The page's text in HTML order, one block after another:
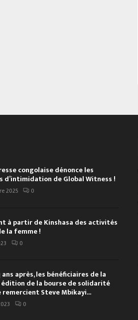
congolaise dénonce les
d’intimidation de Global Witness !
2025 0
à partir de Kinshasa des activités
la femme !
0
ans après, les bénéficiaires de la
de la bourse de solidarité
Steve Mbikayi...
0